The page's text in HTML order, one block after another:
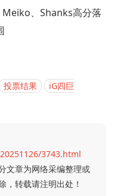
投票结果
iG四巨
3743.html
文章为网络采编整理或
，转载请注明出处！